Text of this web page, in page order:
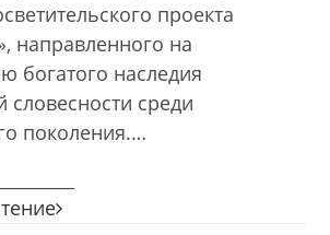
проекта
направленного на
богатого наследия
словесности среди
поколения.…
Быть